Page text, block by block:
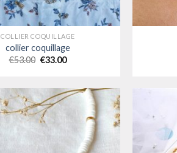
COLLIER COQUILLAGE
collier coquillage
€53.00 €33.00